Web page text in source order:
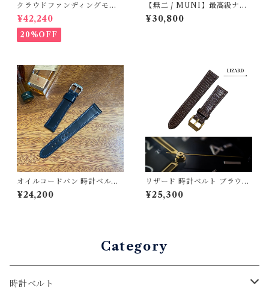
クラウドファンディングモデ
ル！Cactus・カクタス ロン
グウォレット（CWBL-03）
インレイ・クロコダイル × イ
タリアンショルダーレザー
¥42,240
20%OFF
【無二 / MUNI】最高級ナイ
ルクロコダイル仕立て 時計レ
ザーストラップ / ブラウン・
¥30,800
オイルコードバン 時計ベルト
ネイビー 19mm-16mm【ス
タンダード】フルフラット
¥24,200
リザード 時計ベルト ブラウン
（竹腑）19mm-16mm【スタ
ンダード】フルフラット型 腕
¥25,300
Category
時計ベルト